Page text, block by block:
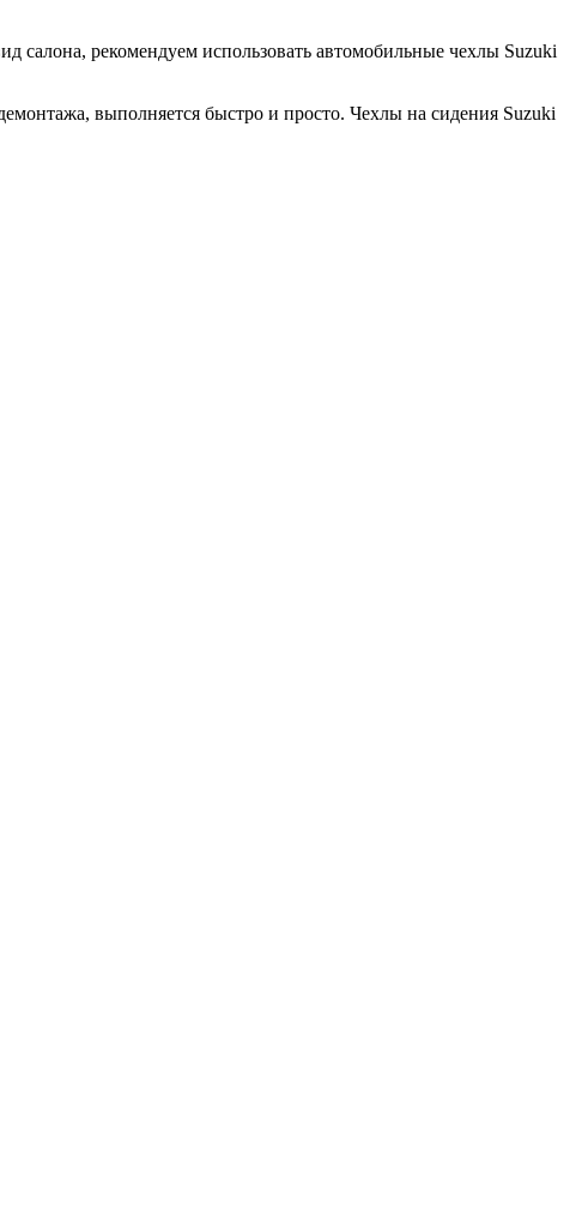
салона, рекомендуем использовать автомобильные чехлы Suzuki
выполняется быстро и просто. Чехлы на сидения Suzuki